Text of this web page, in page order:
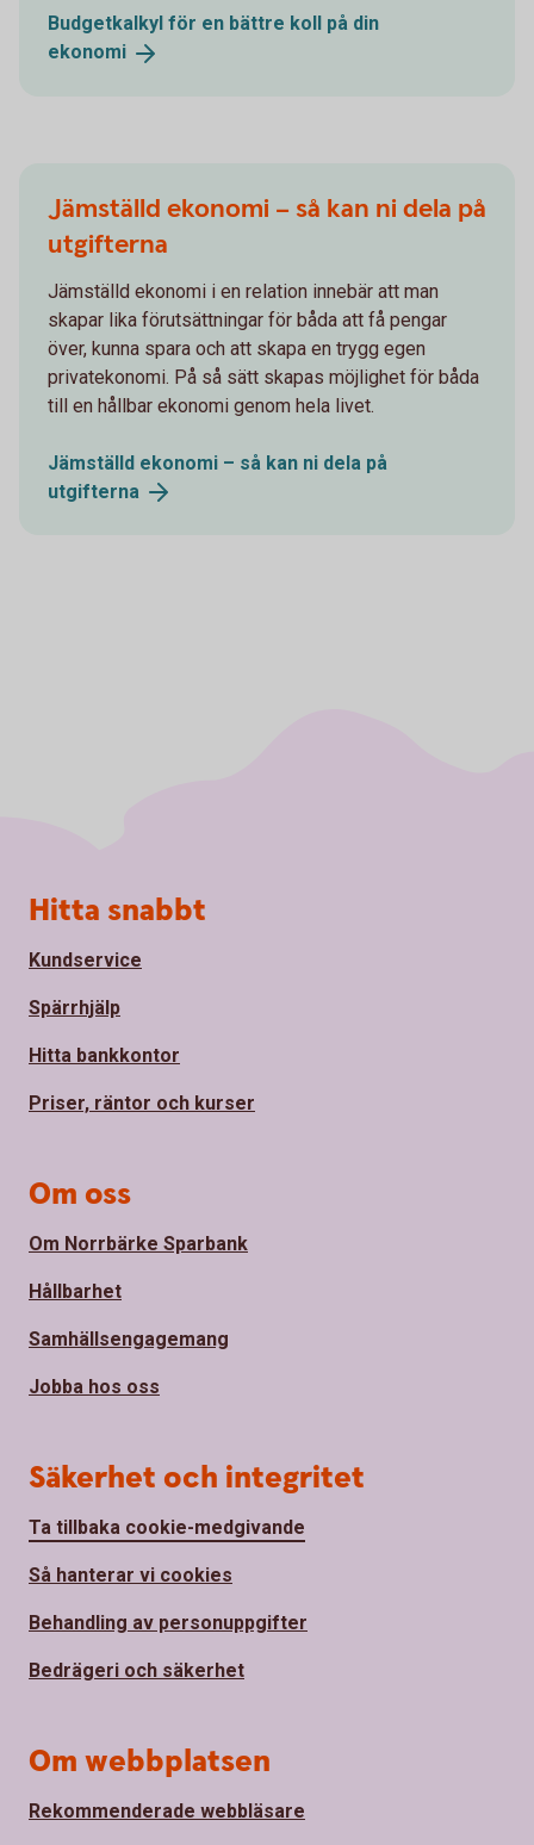
Budgetkalkyl för en bättre koll på din
ekonomi
Jämställd ekonomi – så kan ni dela på
utgifterna
Jämställd ekonomi i en relation innebär att man
skapar lika förutsättningar för båda att få pengar
över, kunna spara och att skapa en trygg egen
privatekonomi. På så sätt skapas möjlighet för båda
till en hållbar ekonomi genom hela livet.
Jämställd ekonomi – så kan ni dela på
utgifterna
Sidfot
Hitta snabbt
Kundservice
Spärrhjälp
Hitta bankkontor
Priser, räntor och kurser
Om oss
Om Norrbärke Sparbank
Hållbarhet
Samhällsengagemang
Jobba hos oss
Säkerhet och integritet
Ta tillbaka cookie-medgivande
Så hanterar vi cookies
Behandling av personuppgifter
Bedrägeri och säkerhet
Om webbplatsen
Rekommenderade webbläsare